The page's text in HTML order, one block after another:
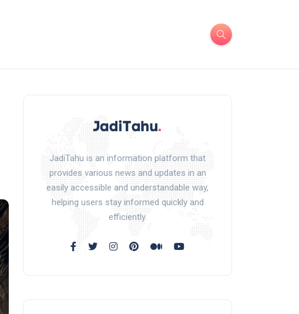
JadiTahu is an information platform that
provides various news and updates in an
easily accessible and understandable way,
helping users stay informed quickly and
efficiently.